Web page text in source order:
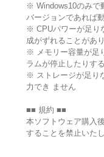
※ Windows10のみで
バージョンであれば
※ CPUパワーが足り
成がずれることがあ
※ メモリー容量が足
ラムが停止したりす
※ ストレージが足り
力でき ません
■■ 規約 ■■
本ソフトウェア購入
することを禁止いたし